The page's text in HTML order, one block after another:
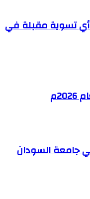
أي تسوية مقبلة في
جامعة السودان